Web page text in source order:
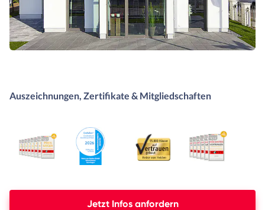
Auszeichnungen, Zertifikate & Mitgliedschaften
Jetzt Infos anfordern